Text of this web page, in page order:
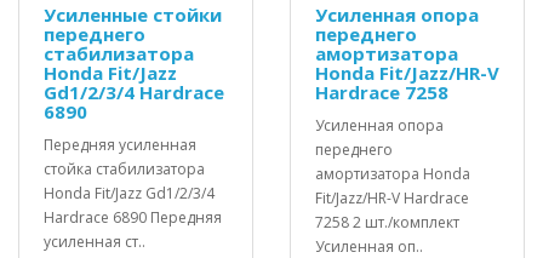
Усиленные стойки
переднего
стабилизатора
Honda Fit/Jazz
Gd1/2/3/4 Hardrace
6890
Передняя усиленная
стойка стабилизатора
Honda Fit/Jazz Gd1/2/3/4
Hardrace 6890 Передняя
усиленная ст..
Усиленная опора
переднего
амортизатора
Honda Fit/Jazz/HR-V
Hardrace 7258
Усиленная опора
переднего
амортизатора Honda
Fit/Jazz/HR-V Hardrace
7258 2 шт./комплект
Усиленная оп..